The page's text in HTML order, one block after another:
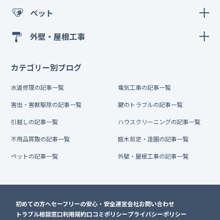
ペット
外壁・屋根工事
カテゴリー別ブログ
水道修理の記事一覧 電気工事の記事一覧
害虫・害獣駆除の記事一覧 鍵のトラブルの記事一覧
引越しの記事一覧 ハウスクリーニングの記事一覧
不用品買取の記事一覧 庭木剪定・造園の記事一覧
ペットの記事一覧 外壁・屋根工事の記事一覧
初めての方へセーフリーの安心・安全運営会社お問い合わせ
トラブル相談窓口利用規約口コミポリシープライバシーポリシー